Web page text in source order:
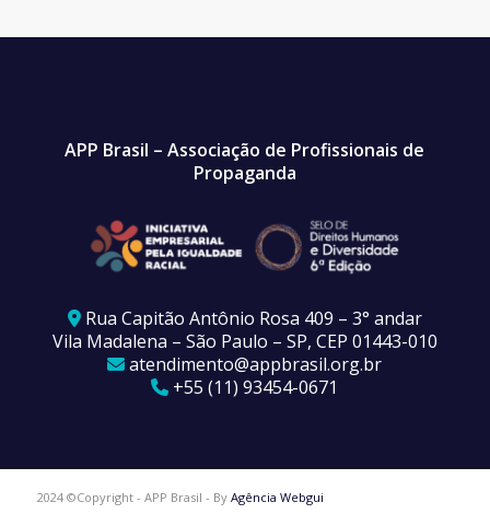
APP Brasil – Associação de Profissionais de
Propaganda
Rua Capitão Antônio Rosa 409 – 3° andar
Vila Madalena – São Paulo – SP, CEP 01443-010
atendimento@appbrasil.org.br
+55 (11) 93454-0671
2024 ©Copyright - APP Brasil - By Agência Webgui